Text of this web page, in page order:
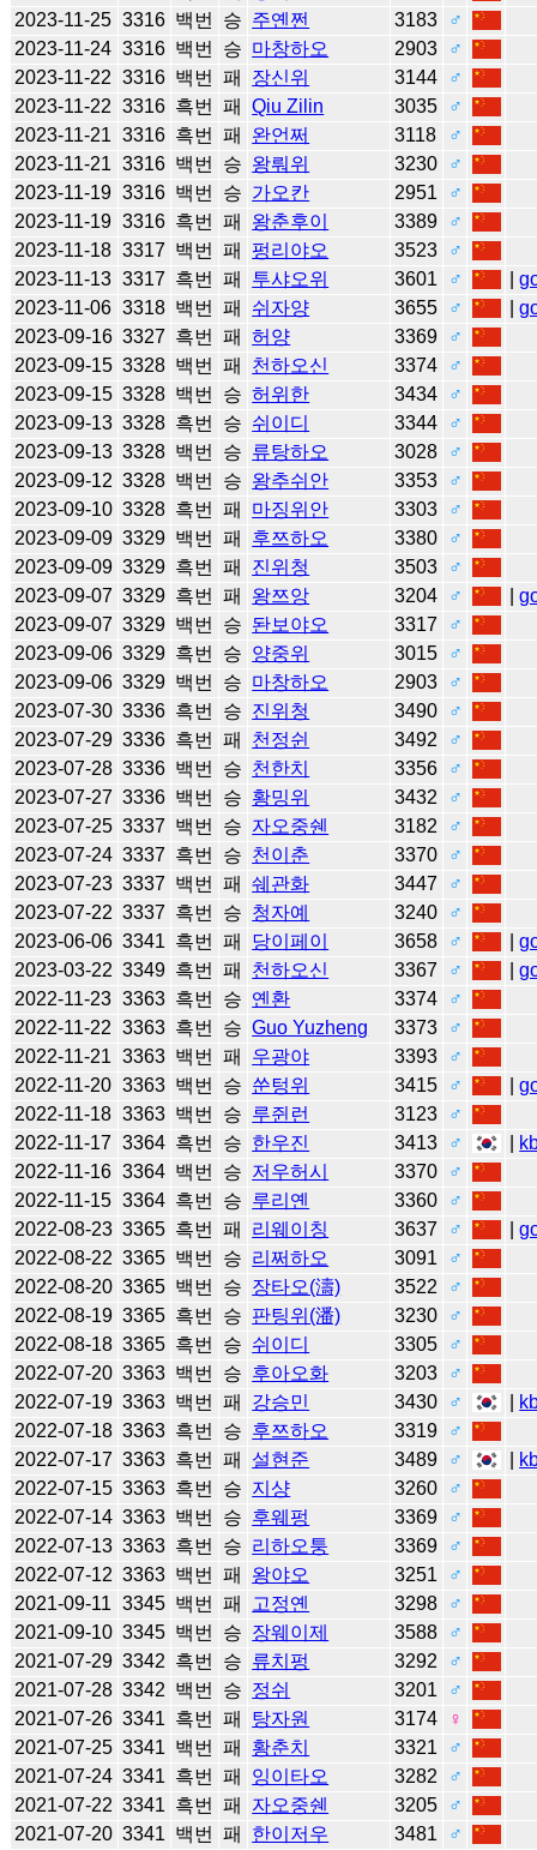
2023-11-25 3316 백번 승 주옌쩐 3183
♂
2023-11-24 3316 백번 승 마창하오 2903
♂
2023-11-22 3316 백번 패 장신위 3144
♂
2023-11-22 3316 흑번 패 Qiu Zilin 3035
♂
2023-11-21 3316 흑번 패 완언쩌 3118
♂
2023-11-21 3316 백번 승 왕뤄위 3230
♂
2023-11-19 3316 백번 승 가오칸 2951
♂
2023-11-19 3316 흑번 패 왕춘후이 3389
♂
2023-11-18 3317 백번 패 펑리야오 3523
♂
2023-11-13 3317 흑번 패 투샤오위 3601 ♂ |
2023-11-06 3318 백번 패 쉬자양 3655 ♂ |
2023-09-16 3327 흑번 패 허양 3369
♂
2023-09-15 3328 백번 패 천하오신 3374
♂
2023-09-15 3328 백번 승 허위한 3434
♂
2023-09-13 3328 흑번 승 쉬이디 3344
♂
2023-09-13 3328 백번 승 류탕하오 3028
♂
2023-09-12 3328 백번 승 왕추쉬안 3353
♂
2023-09-10 3328 흑번 패 마징위안 3303
♂
2023-09-09 3329 백번 패 후쯔하오 3380
♂
2023-09-09 3329 흑번 패 진위청 3503
♂
2023-09-07 3329 흑번 패 왕쯔앙 3204 ♂ |
2023-09-07 3329 백번 승 돤보야오 3317
♂
2023-09-06 3329 흑번 승 양중위 3015
♂
2023-09-06 3329 백번 승 마창하오 2903
♂
2023-07-30 3336 흑번 승 진위청 3490
♂
2023-07-29 3336 흑번 패 천정쉰 3492
♂
2023-07-28 3336 백번 승 천한치 3356
♂
2023-07-27 3336 백번 승 황밍위 3432
♂
2023-07-25 3337 백번 승 자오중쉔 3182
♂
2023-07-24 3337 흑번 승 천이춘 3370
♂
2023-07-23 3337 백번 패 쉐관화 3447
♂
2023-07-22 3337 흑번 승 청자예 3240
♂
2023-06-06 3341 흑번 패 당이페이 3658 ♂ |
2023-03-22 3349 흑번 패 천하오신 3367 ♂ |
2022-11-23 3363 흑번 승 옌환 3374
♂
2022-11-22 3363 흑번 승 Guo Yuzheng 3373
♂
2022-11-21 3363 백번 패 우광야 3393
♂
2022-11-20 3363 백번 승 쑨텅위 3415 ♂ |
2022-11-18 3363 백번 승 루쥔런 3123
♂
2022-11-17 3364 흑번 승 한우진 3413 ♂
2022-11-16 3364 백번 승 저우허시 3370
♂
2022-11-15 3364 흑번 승 루리옌 3360
♂
2022-08-23 3365 흑번 패 리웨이칭 3637 ♂ |
2022-08-22 3365 백번 승 리쩌하오 3091
♂
2022-08-20 3365 백번 승 장타오(濤) 3522
♂
2022-08-19 3365 흑번 승 판팅위(潘) 3230
♂
2022-08-18 3365 흑번 승 쉬이디 3305
♂
2022-07-20 3363 백번 승 후아오화 3203
♂
2022-07-19 3363 백번 패 강승민 3430 ♂
2022-07-18 3363 흑번 승 후쯔하오 3319
♂
2022-07-17 3363 흑번 패 설현준 3489 ♂
2022-07-15 3363 흑번 승 지샹 3260
♂
2022-07-14 3363 백번 승 후웨펑 3369
♂
2022-07-13 3363 흑번 승 리하오퉁 3369
♂
2022-07-12 3363 백번 패 왕야오 3251
♂
2021-09-11 3345 백번 패 고정옌 3298
♂
2021-09-10 3345 백번 승 장웨이제 3588
♂
2021-07-29 3342 흑번 승 류치펑 3292
♂
2021-07-28 3342 백번 승 정쉬 3201
♂
2021-07-26 3341 흑번 패 탕자원 3174
♀
2021-07-25 3341 백번 패 황춘치 3321
♂
2021-07-24 3341 흑번 패 잉이타오 3282
♂
2021-07-22 3341 흑번 패 자오중쉔 3205
♂
2021-07-20 3341 백번 패 한이저우 3481
♂